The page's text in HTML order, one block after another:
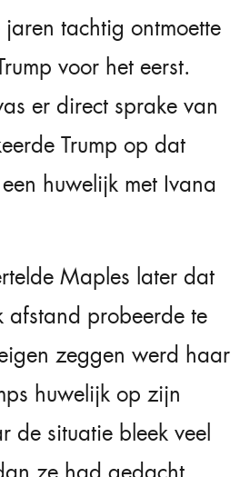
tachtig ontmoette
voor het eerst.
er direct sprake van
Trump op dat
huwelijk met Ivana
Maples later dat
afstand probeerde te
zeggen werd haar
huwelijk op zijn
de situatie bleek veel